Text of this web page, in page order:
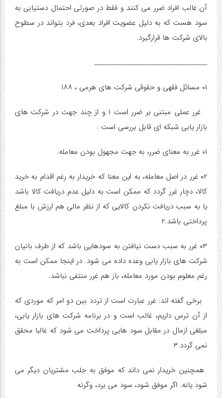
آن غالب افراد ضرر می کنند و فقط در صورتی احتمال دستیابی به
سود هست که به دلیل عضویت افراد بعدی، فرد بتواند در سطوح
بالای شرکت ها قرارگیرد.
______________________________________
۰۱ مسائل فقهی و حقوقی شرکت های هرمی ، ۱۸۸
غرر عملی مبتنی بر ضرر است ۱ و از چند جهت در شرکت های
بازار یابی شبکه ای قابل بررسی است :
۰۱ غرر به معنای ضرر، به جهت مجهول بودن معامله.
۰۲ غرر در اصل معامله، به این معنا که خریدار به رغم اقدام به خرید
کالا، دچار غرر گردد که ممکن است به دلیل عدم دریافت کالا باشد
یا به سبب دریافت نکردن کالایی که از نظر مالی هم ارزش با مبلغ
پرداختی باشد.۲
۰۳ غرر به سبب دست نیافتن به سودهایی باشد که از طرف بانیان
شرکت های بازار یابی وعده داده می شود. در اینجا ممکن است به
رغم معلوم بودن مورد معامله، باز هم غرر منتفی نباشد.
برخی گفته اند: غرر عبارت است از تردد بین دو امر که موردی که
از آن ترس داریم، غالب است و در برنامه شرکت های بازار یابی،
مبلغی ازمال در مقابل سود هایی پرداخت می شود که غالبا محقق
نمی گردد.۳
همچنین خریدار نمی داند که موفق به جلب مشتریان دیگر می
شود یانه. اگر موفق شود، سود می برد، وگرنه